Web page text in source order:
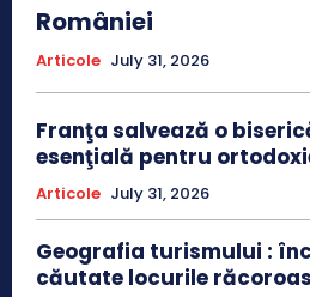
României
Articole July 31, 2026
Franţa salvează o
esenţială pentru
Articole July 31, 2026
Geografia turismului :
căutate locurile